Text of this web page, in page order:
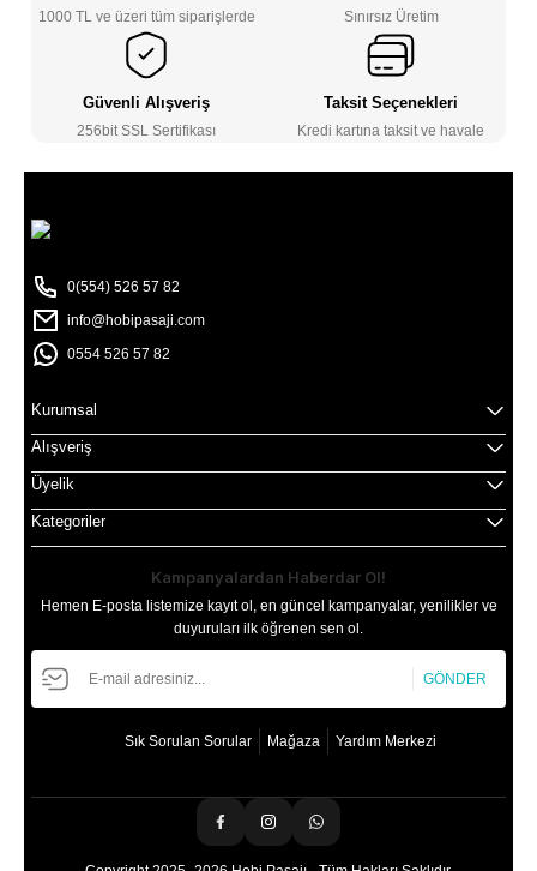
1000 TL ve üzeri tüm siparişlerde Sınırsız Üretim
Güvenli Alışveriş
256bit SSL Sertifikası
Taksit Seçenekleri
Kredi kartına taksit ve havale
0(554) 526 57 82
info@hobipasaji.com
0554 526 57 82
Kurumsal
Alışveriş
Üyelik
Kategoriler
Kampanyalardan Haberdar Ol!
Hemen E-posta listemize kayıt ol, en güncel kampanyalar, yenilikler ve
duyuruları ilk öğrenen sen ol.
GÖNDER
Sık Sorulan Sorular Mağaza Yardım Merkezi